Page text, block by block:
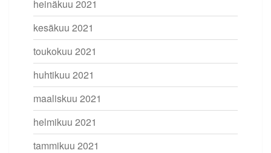
heinäkuu 2021
kesäkuu 2021
toukokuu 2021
huhtikuu 2021
maaliskuu 2021
helmikuu 2021
tammikuu 2021